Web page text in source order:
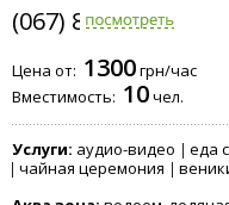
(067) 802-6898
Цена от: 1300грн/час
Вместимость: 10чел.
Услуги: аудио-видео еда
чайная церемония